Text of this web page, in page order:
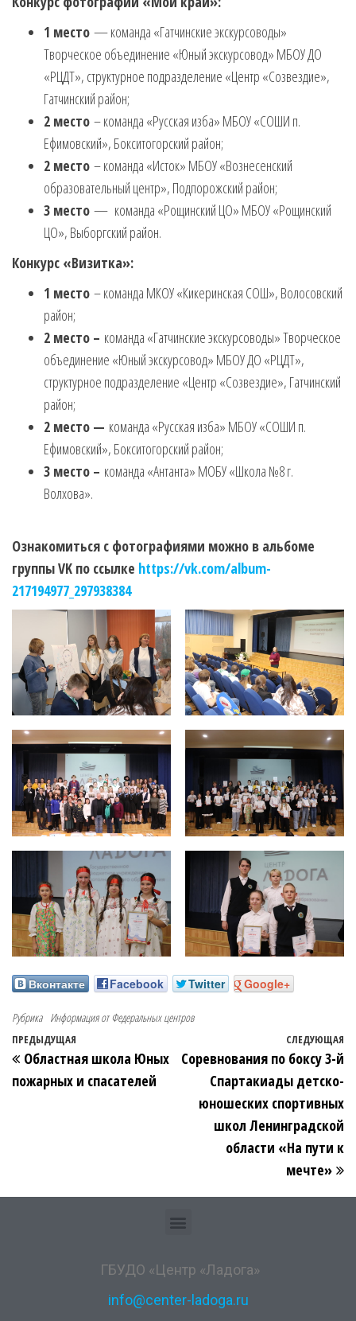
1 место — команда «Гатчинские экскурсоводы»
Творческое объединение «Юный экскурсовод» МБОУ ДО
«РЦДТ», структурное подразделение «Центр «Созвездие»,
Гатчинский район;
2 место – команда «Русская изба» МБОУ «СОШИ п.
Ефимовский», Бокситогорский район;
2 место – команда «Исток» МБОУ «Вознесенский
образовательный центр», Подпорожский район;
3 место — команда «Рощинский ЦО» МБОУ «Рощинский
ЦО», Выборгский район.
Конкурс «Визитка»:
1 место – команда МКОУ «Кикеринская СОШ», Волосовский
район;
2 место – команда «Гатчинские экскурсоводы» Творческое
объединение «Юный экскурсовод» МБОУ ДО «РЦДТ»,
структурное подразделение «Центр «Созвездие», Гатчинский
район;
2 место — команда «Русская изба» МБОУ «СОШИ п.
Ефимовский», Бокситогорский район;
3 место – команда «Антанта» МОБУ «Школа №8 г.
Волхова».
Ознакомиться с фотографиями можно в альбоме
группы VK по ссылке https://vk.com/album-
217194977_297938384
Вконтакте Facebook Twitter Google+
Рубрика Информация от Федеральных центров
ПРЕДЫДУЩАЯ
Областная школа Юных
пожарных и спасателей
СЛЕДУЮЩАЯ
Соревнования по боксу 3-й
Спартакиады детско-
юношеских спортивных
школ Ленинградской
области «На пути к
мечте»
ГБУДО «Центр «Ладога»
info@center-ladoga.ru